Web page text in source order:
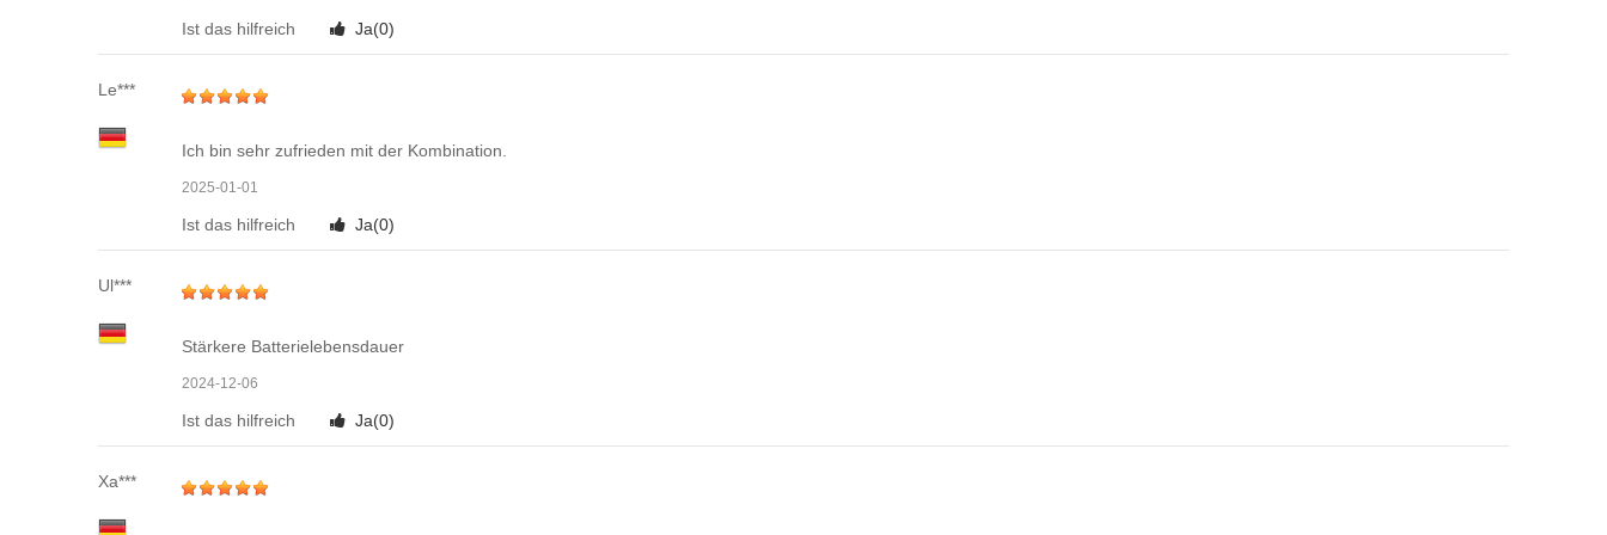
Ist das hilfreich Ja(0)
Le***
Ich bin sehr zufrieden mit der Kombination.
2025-01-01
Ist das hilfreich Ja(0)
Ul***
Stärkere Batterielebensdauer
2024-12-06
Ist das hilfreich Ja(0)
Xa***